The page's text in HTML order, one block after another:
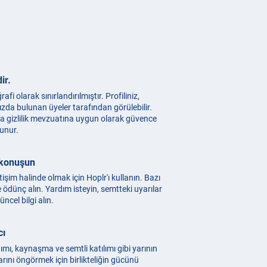
olarak sınırlandırılmıştır. Profiliniz,
bulunan üyeler tarafından görülebilir.
gizlilik mevzuatına uygun olarak güvence
halinde olmak için Hoplr'ı kullanın. Bazı
ödünç alın. Yardım isteyin, semtteki uyarılar
bilgi alın.
kaynaşma ve semtli katılımı gibi yarının
öngörmek için birlikteliğin gücünü